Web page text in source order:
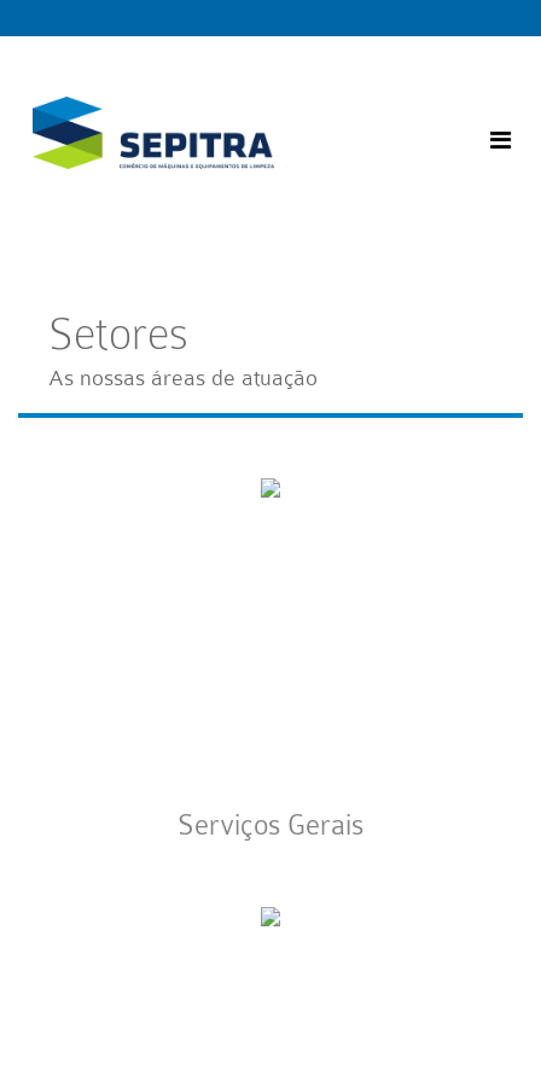
Setores
As nossas áreas de atuação
Serviços Gerais